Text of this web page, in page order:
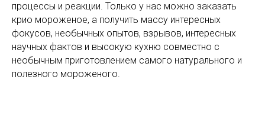
процессы и реакции. Только у нас можно заказать
крио мороженое, а получить массу интересных
фокусов, необычных опытов, взрывов, интересных
научных фактов и высокую кухню совместно с
необычным приготовлением самого натурального и
полезного мороженого.